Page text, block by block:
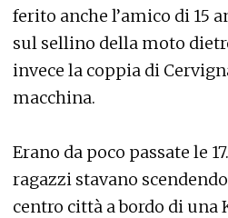
ferito anche l’amico di 15
sul sellino della moto
invece la coppia di
macchina.
Erano da poco passate le
ragazzi stavano
centro città a bordo di una